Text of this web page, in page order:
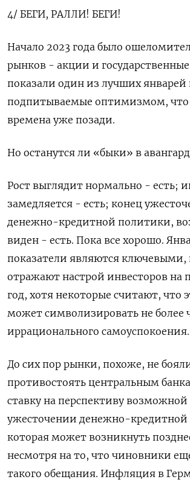
4/ БЕГИ, РАЛЛИ! БЕГИ!
Начало 2023 года было
рынков - акции и
показали один из лучших январей
подпитываемые оптимизмом, что
времена уже позади.
Но останутся ли «быки» в
Рост выглядит нормально - есть;
замедляется - есть; конец
денежно-кредитной политики,
виден - есть. Пока все хорошо.
показатели являются ключевыми,
отражают настрой инвесторов на
год, хотя некоторые считают, что
может символизировать не более
иррационального самоуспокоения.
До сих пор рынки, похоже, не
противостоять центральным
ставку на перспективу возможной
ужесточении денежно-
которая может возникнуть
несмотря на то, что чиновники
такого обещания. Инфляция в